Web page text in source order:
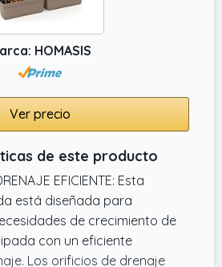
HOMASIS
Ver precio
de este producto
EFICIENTE: Esta
está diseñada para
de crecimiento de
con un eficiente
Los orificios de drenaje